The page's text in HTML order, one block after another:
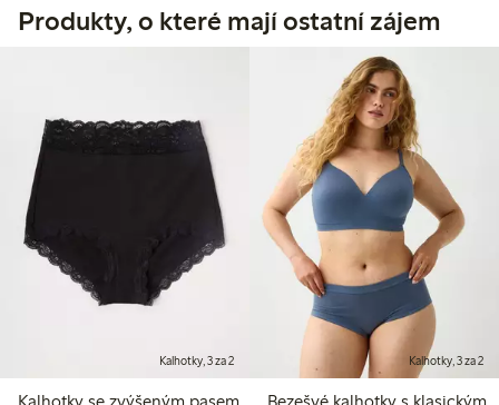
Produkty, o které mají ostatní zájem
Kalhotky, 3 za 2 Kalhotky, 3 za 2